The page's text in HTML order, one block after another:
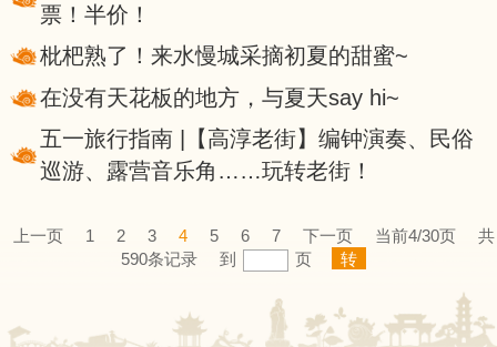
票！半价！
枇杷熟了！来水慢城采摘初夏的甜蜜~
在没有天花板的地方，与夏天say hi~
五一旅行指南 |【高淳老街】编钟演奏、民俗
巡游、露营音乐角……玩转老街！
上一页 1 2 3 4 5 6 7 下一页 当前4/30页
共
590条记录
到 页 转